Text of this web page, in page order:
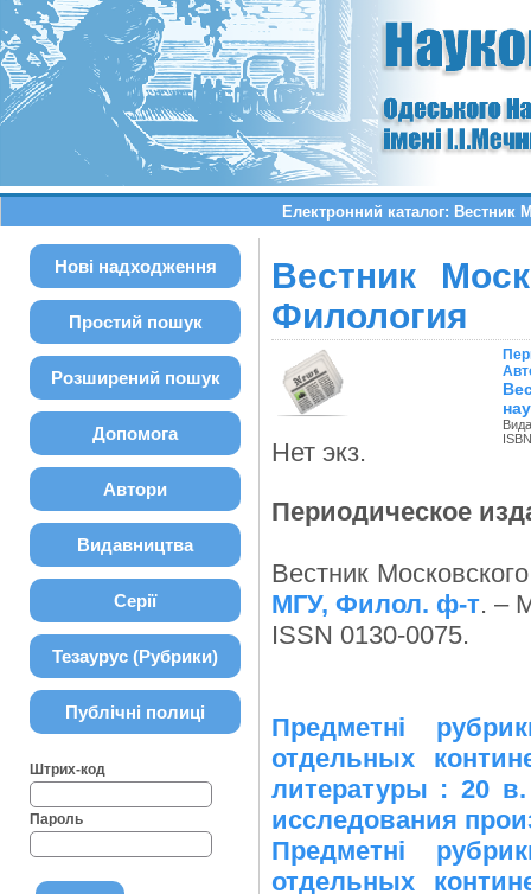
Електронний каталог: Вестник
Нові надходження
Простий пошук
Розширений пошук
Допомога
Автори
Видавництва
Серії
Тезаурус (Рубрики)
Публічні полиці
Штрих-код
Пароль
Вестник
Филология
Нет экз.
Периодическое
Вестник
МГУ, Филол. ф-т. –
ISSN 0130-0075.
Предметні
отдельных
литературы : 20
исследования
Предметні
отдельных